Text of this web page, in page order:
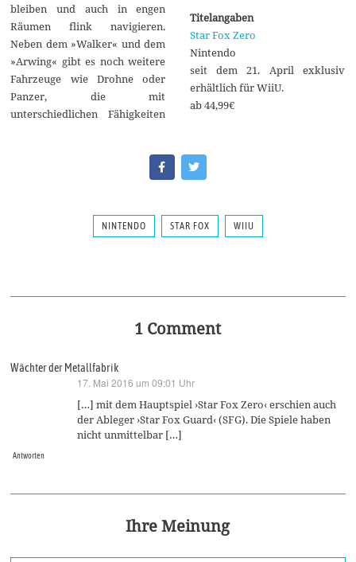
bleiben und auch in engen
Räumen flink navigieren.
Neben dem »Walker« und dem
»Arwing« gibt es noch weitere
Fahrzeuge wie Drohne oder
Panzer, die mit
unterschiedlichen Fähigkeiten
Titelangaben
Star Fox Zero
Nintendo
seit dem 21. April exklusiv
erhältlich für WiiU.
ab 44,99€
NINTENDO STAR FOX WIIU
1 Comment
Wächter der Metallfabrik
17. Mai 2016 um 09:01 Uhr
[…] mit dem Hauptspiel ›Star Fox Zero‹ erschien auch
der Ableger ›Star Fox Guard‹ (SFG). Die Spiele haben
nicht unmittelbar […]
Antworten
Ihre Meinung